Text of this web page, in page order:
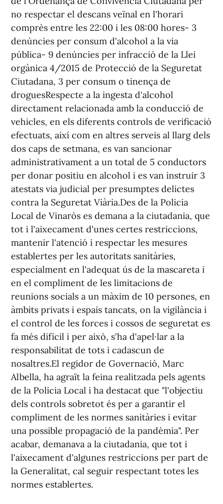
no respectar el descans veïnal en l'horari
comprès entre les 22:00 i les 08:00 hores- 3
denúncies per consum d'alcohol a la via
pública- 9 denúncies per infracció de la Llei
orgànica 4/2015 de Protecció de la Seguretat
Ciutadana, 3 per consum o tinença de
droguesRespecte a la ingesta d'alcohol
directament relacionada amb la conducció de
vehicles, en els diferents controls de verificació
efectuats, així com en altres serveis al llarg dels
dos caps de setmana, es van sancionar
administrativament a un total de 5 conductors
per donar positiu en alcohol i es van instruir 3
atestats via judicial per presumptes delictes
contra la Seguretat Viària.Des de la Policia
Local de Vinaròs es demana a la ciutadania, que
tot i l'aixecament d'unes certes restriccions,
mantenir l'atenció i respectar les mesures
establertes per les autoritats sanitàries,
especialment en l'adequat ús de la mascareta i
en el compliment de les limitacions de
reunions socials a un màxim de 10 persones, en
àmbits privats i espais tancats, on la vigilància i
el control de les forces i cossos de seguretat es
fa més difícil i per això, s'ha d'apel·lar a la
responsabilitat de tots i cadascun de
nosaltres.El regidor de Governació, Marc
Albella, ha agraït la feina realitzada pels agents
de la Policia Local i ha destacat que "l'objectiu
dels controls sobretot és per a garantir el
compliment de les normes sanitàries i evitar
una possible propagació de la pandèmia". Per
acabar, demanava a la ciutadania, que tot i
l'aixecament d'algunes restriccions per part de
la Generalitat, cal seguir respectant totes les
normes establertes.